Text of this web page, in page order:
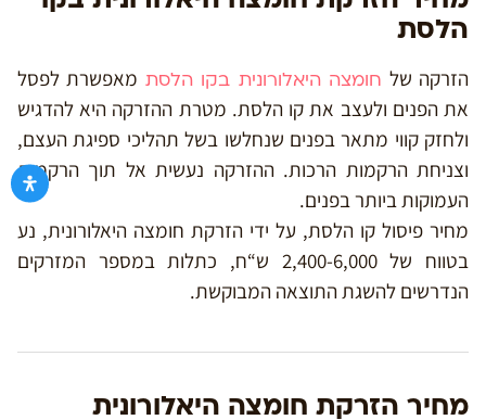
הלסת
הזרקה של חומצה היאלורונית בקו הלסת מאפשרת לפסל
את הפנים ולעצב את קו הלסת. מטרת ההזרקה היא להדגיש
ולחזק קווי מתאר בפנים שנחלשו בשל תהליכי ספיגת העצם,
וצניחת הרקמות הרכות. ההזרקה נעשית אל תוך הרקמות
העמוקות ביותר בפנים.
מחיר פיסול קו הלסת, על ידי הזרקת חומצה היאלורונית, נע
בטווח של 2,400-6,000 ש“ח, כתלות במספר המזרקים
הנדרשים להשגת התוצאה המבוקשת.
מחיר הזרקת חומצה היאלורונית